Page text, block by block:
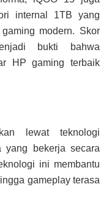
internal 1TB yang
modern. Skor
bukti bahwa
HP gaming terbaik
lewat teknologi
yang bekerja secara
ini membantu
gameplay terasa